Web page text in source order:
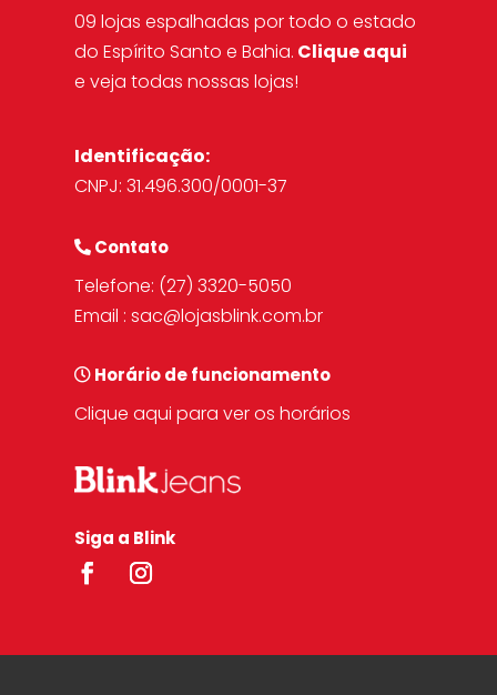
09 lojas espalhadas por todo o estado
do Espírito Santo e Bahia. Clique aqui
e veja todas nossas lojas!
Identificação:
CNPJ: 31.496.300/0001-37
Contato
Telefone: (27) 3320-5050
Email :sac@lojasblink.com.br
Horário de funcionamento
Clique aqui para ver os horários
Siga a Blink